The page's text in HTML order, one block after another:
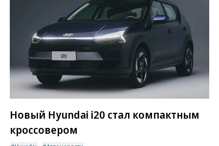
Новый Hyundai i20 стал компактным
кроссовером